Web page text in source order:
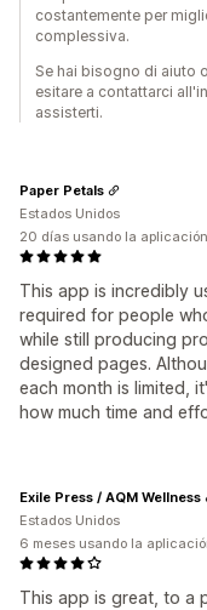
costantemente per
complessiva.
Se hai bisogno di aiuto
esitare a contattarci
assisterti.
This app is incredibly
required for people
while still producing
designed pages.
each month is limited,
how much time and
Paper Petals
Estados Unidos
20 días usando la aplicación
This app is great, to a
Exile Press / AQM Wellness
Estados Unidos
6 meses usando la